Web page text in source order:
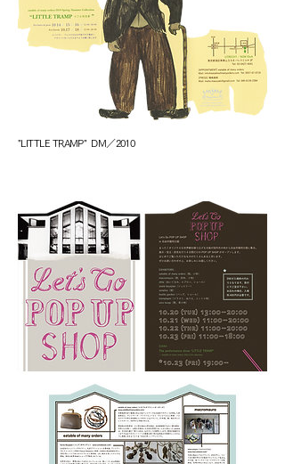
"LITTLE TRAMP" DM／2010